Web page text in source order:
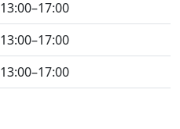
13:00–17:00
13:00–17:00
13:00–17:00